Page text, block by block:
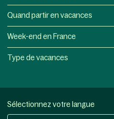
Quand partir en vacances
Week-end en France
Type de vacances
Sélectionnez votre langue